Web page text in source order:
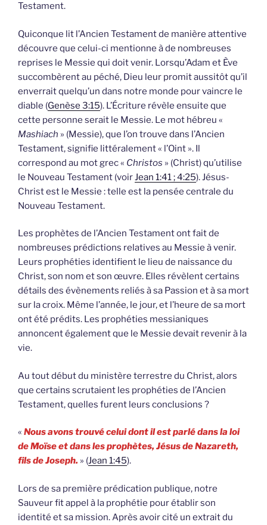
Testament.
Quiconque lit l’Ancien Testament de manière attentive
découvre que celui-ci mentionne à de nombreuses
reprises le Messie qui doit venir. Lorsqu’Adam et Ève
succombèrent au péché, Dieu leur promit aussitôt qu’il
enverrait quelqu’un dans notre monde pour vaincre le
diable (Genèse 3:15). L’Écriture révèle ensuite que
cette personne serait le Messie. Le mot hébreu «
Mashiach » (Messie), que l’on trouve dans l’Ancien
Testament, signifie littéralement « l’Oint ». Il
correspond au mot grec « Christos » (Christ) qu’utilise
le Nouveau Testament (voir Jean 1:41 ; 4:25). Jésus-
Christ est le Messie : telle est la pensée centrale du
Nouveau Testament.
Les prophètes de l’Ancien Testament ont fait de
nombreuses prédictions relatives au Messie à venir.
Leurs prophéties identifient le lieu de naissance du
Christ, son nom et son œuvre. Elles révèlent certains
détails des évènements reliés à sa Passion et à sa mort
sur la croix. Même l’année, le jour, et l’heure de sa mort
ont été prédits. Les prophéties messianiques
annoncent également que le Messie devait revenir à la
vie.
Au tout début du ministère terrestre du Christ, alors
que certains scrutaient les prophéties de l’Ancien
Testament, quelles furent leurs conclusions ?
« Nous avons trouvé celui dont il est parlé dans la loi
de Moïse et dans les prophètes, Jésus de Nazareth,
fils de Joseph. » (Jean 1:45).
Lors de sa première prédication publique, notre
Sauveur fit appel à la prophétie pour établir son
identité et sa mission. Après avoir cité un extrait du